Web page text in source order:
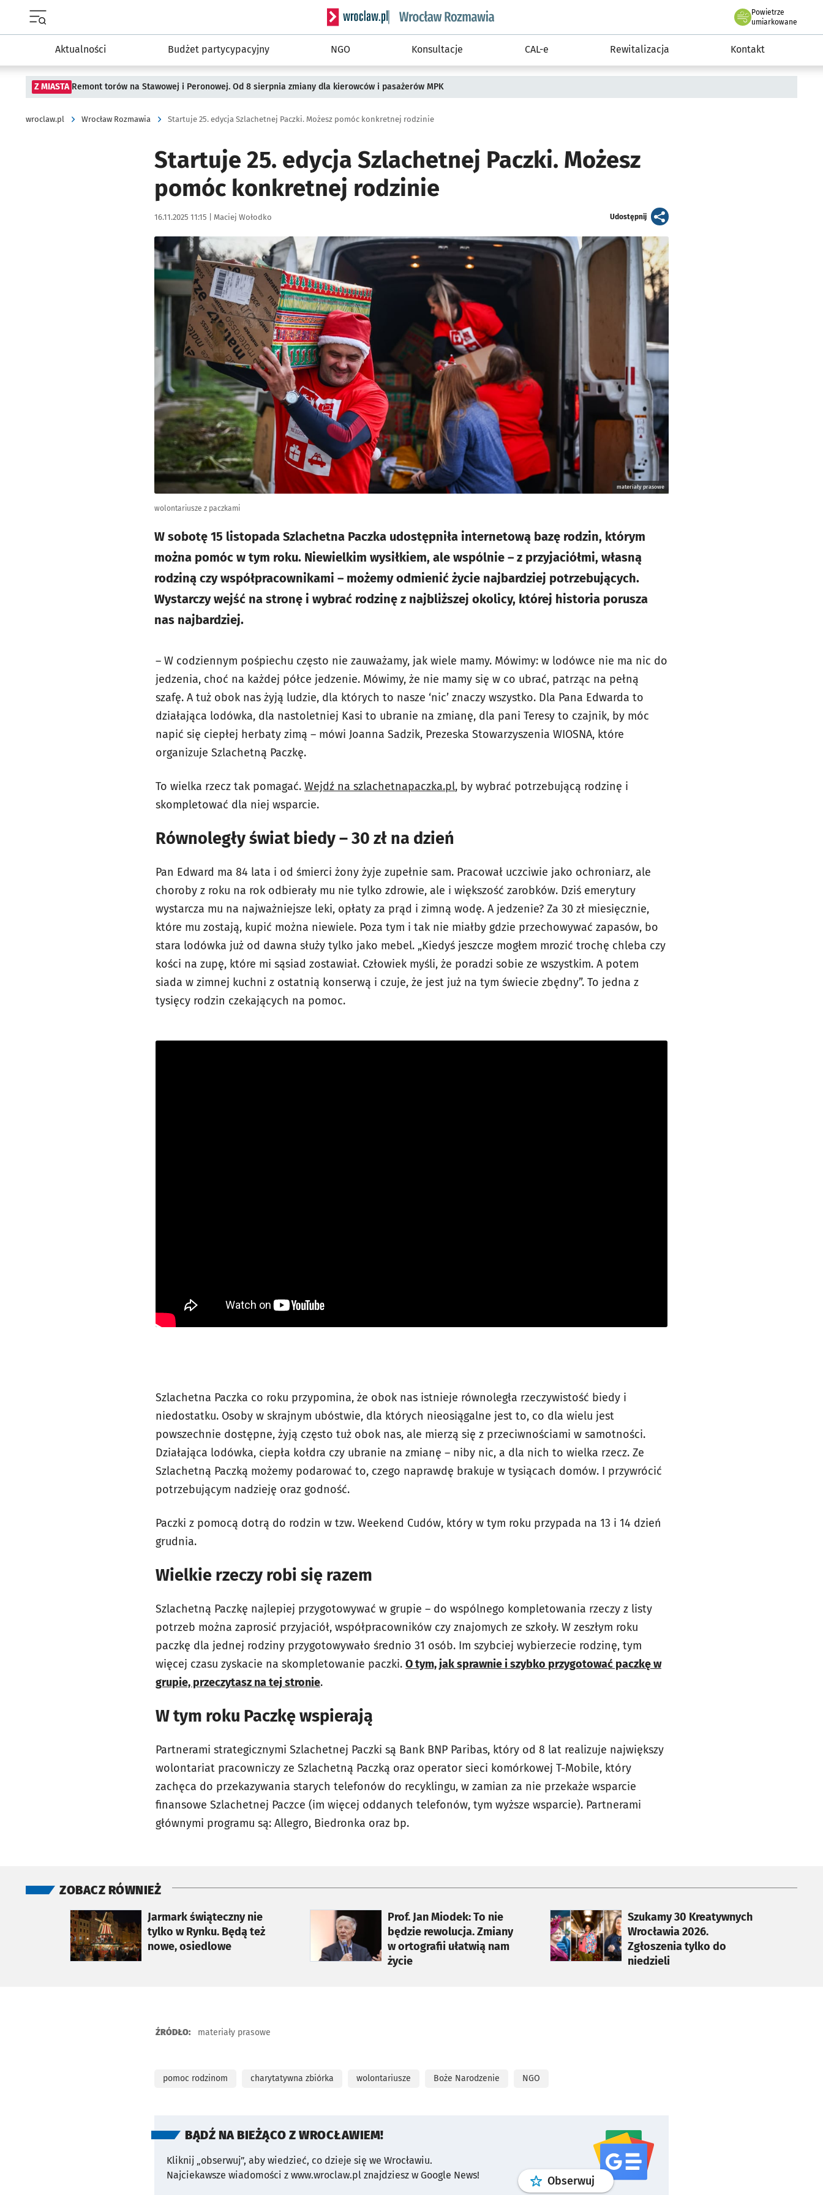
Serwis informacyjny wroclaw.pl podserwis: Rozmawia
Powietrze
we Wrocławiu
umiarkowane
Aktualności Budżet partycypacyjny NGO Konsultacje CAL-e Rewitalizacja Kontakt
Z MIASTA Remont torów na Stawowej i Peronowej. Od 8 sierpnia zmiany dla kierowców i pasażerów MPK
wroclaw.pl Wrocław Rozmawia Startuje 25. edycja Szlachetnej Paczki. Możesz pomóc konkretnej rodzinie
Startuje 25. edycja Szlachetnej Paczki. Możesz
pomóc konkretnej rodzinie
Data publikacji:
16.11.2025 11:15 | Autor:
Maciej Wołodko Udostępnijartykuł
Kliknij, aby powiększyć
materiały prasowe
wolontariusze z paczkami
W sobotę 15 listopada Szlachetna Paczka udostępniła internetową bazę rodzin, którym
można pomóc w tym roku. Niewielkim wysiłkiem, ale wspólnie – z przyjaciółmi, własną
rodziną czy współpracownikami – możemy odmienić życie najbardziej potrzebujących.
Wystarczy wejść na stronę i wybrać rodzinę z najbliższej okolicy, której historia porusza
nas najbardziej.
– W codziennym pośpiechu często nie zauważamy, jak wiele mamy. Mówimy: w lodówce nie ma nic do
jedzenia, choć na każdej półce jedzenie. Mówimy, że nie mamy się w co ubrać, patrząc na pełną
szafę. A tuż obok nas żyją ludzie, dla których to nasze ‘nic’ znaczy wszystko. Dla Pana Edwarda to
działająca lodówka, dla nastoletniej Kasi to ubranie na zmianę, dla pani Teresy to czajnik, by móc
napić się ciepłej herbaty zimą – mówi Joanna Sadzik, Prezeska Stowarzyszenia WIOSNA, które
organizuje Szlachetną Paczkę.
To wielka rzecz tak pomagać. Wejdź na szlachetnapaczka.pl, by wybrać potrzebującą rodzinę i
skompletować dla niej wsparcie.
Równoległy świat biedy – 30 zł na dzień
Pan Edward ma 84 lata i od śmierci żony żyje zupełnie sam. Pracował uczciwie jako ochroniarz, ale
choroby z roku na rok odbierały mu nie tylko zdrowie, ale i większość zarobków. Dziś emerytury
wystarcza mu na najważniejsze leki, opłaty za prąd i zimną wodę. A jedzenie? Za 30 zł miesięcznie,
które mu zostają, kupić można niewiele. Poza tym i tak nie miałby gdzie przechowywać zapasów, bo
stara lodówka już od dawna służy tylko jako mebel. „Kiedyś jeszcze mogłem mrozić trochę chleba czy
kości na zupę, które mi sąsiad zostawiał. Człowiek myśli, że poradzi sobie ze wszystkim. A potem
siada w zimnej kuchni z ostatnią konserwą i czuje, że jest już na tym świecie zbędny”. To jedna z
tysięcy rodzin czekających na pomoc.
Szlachetna Paczka co roku przypomina, że obok nas istnieje równoległa rzeczywistość biedy i
niedostatku. Osoby w skrajnym ubóstwie, dla których nieosiągalne jest to, co dla wielu jest
powszechnie dostępne, żyją często tuż obok nas, ale mierzą się z przeciwnościami w samotności.
Działająca lodówka, ciepła kołdra czy ubranie na zmianę – niby nic, a dla nich to wielka rzecz. Ze
Szlachetną Paczką możemy podarować to, czego naprawdę brakuje w tysiącach domów. I przywrócić
potrzebującym nadzieję oraz godność.
Paczki z pomocą dotrą do rodzin w tzw. Weekend Cudów, który w tym roku przypada na 13 i 14 dzień
grudnia.
Wielkie rzeczy robi się razem
Szlachetną Paczkę najlepiej przygotowywać w grupie – do wspólnego kompletowania rzeczy z listy
potrzeb można zaprosić przyjaciół, współpracowników czy znajomych ze szkoły. W zeszłym roku
paczkę dla jednej rodziny przygotowywało średnio 31 osób. Im szybciej wybierzecie rodzinę, tym
więcej czasu zyskacie na skompletowanie paczki. O tym, jak sprawnie i szybko przygotować paczkę w
grupie, przeczytasz na tej stronie.
W tym roku Paczkę wspierają
Partnerami strategicznymi Szlachetnej Paczki są Bank BNP Paribas, który od 8 lat realizuje największy
wolontariat pracowniczy ze Szlachetną Paczką oraz operator sieci komórkowej T-Mobile, który
zachęca do przekazywania starych telefonów do recyklingu, w zamian za nie przekaże wsparcie
finansowe Szlachetnej Paczce (im więcej oddanych telefonów, tym wyższe wsparcie). Partnerami
głównymi programu są: Allegro, Biedronka oraz bp.
ZOBACZ RÓWNIEŻ
Jarmark świąteczny nie
tylko w Rynku. Będą też
nowe, osiedlowe
otworzy się w nowej karcie
Prof. Jan Miodek: To nie
będzie rewolucja. Zmiany
w ortografii ułatwią nam
życie
otworzy się w nowej karcie
Szukamy 30 Kreatywnych
Wrocławia 2026.
Zgłoszenia tylko do
niedzieli
otworzy się w nowej karcie
ŹRÓDŁO: materiały prasowe
pomoc rodzinom charytatywna zbiórka wolontariusze Boże Narodzenie NGO
BĄDŹ NA BIEŻĄCO Z WROCŁAWIEM!
Kliknij „obserwuj”, aby wiedzieć, co dzieje się we Wrocławiu.
Najciekawsze wiadomości z www.wroclaw.pl znajdziesz w Google News!
Obserwuj profilgoogle news